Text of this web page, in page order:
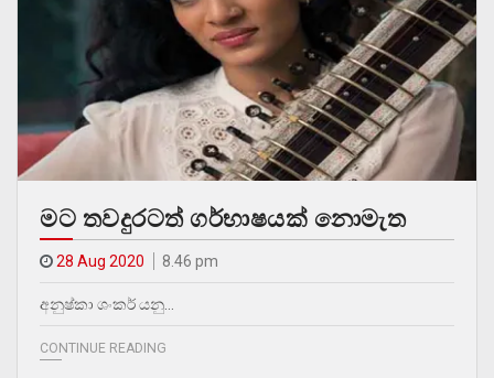
මට තවදුරටත් ගර්භාෂයක් නොමැත
28 Aug 2020 8.46 pm
අනුෂ්කා ශංකර් යනු…
CONTINUE READING